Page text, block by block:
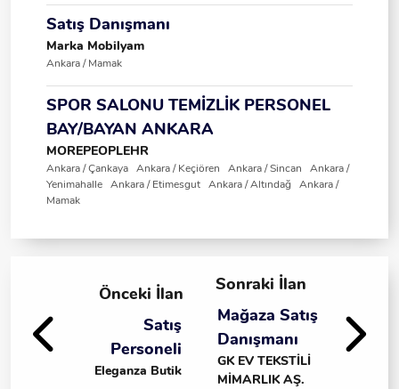
Satış Danışmanı
Marka Mobilyam
Ankara / Mamak
SPOR SALONU TEMİZLİK PERSONEL
BAY/BAYAN ANKARA
MOREPEOPLEHR
Ankara / Çankaya Ankara / Keçiören Ankara / Sincan Ankara /
Yenimahalle Ankara / Etimesgut Ankara / Altındağ Ankara /
Mamak
Önceki İlan
Satış
Personeli
Eleganza Butik
Sonraki İlan
Mağaza Satış
Danışmanı
GK EV TEKSTİLİ
MİMARLIK AŞ.